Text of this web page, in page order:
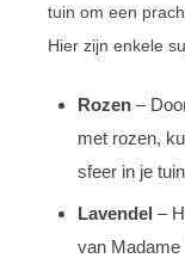
tuin om een
Hier zijn enkele
Rozen –
met rozen,
sfeer in je
Lavendel –
van Madame